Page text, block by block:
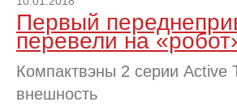
Первый
перевели на
Компактвэны 2 серии Active
внешность